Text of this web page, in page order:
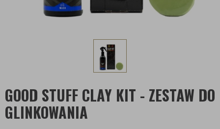
GOOD STUFF CLAY KIT - ZESTAW DO
GLINKOWANIA